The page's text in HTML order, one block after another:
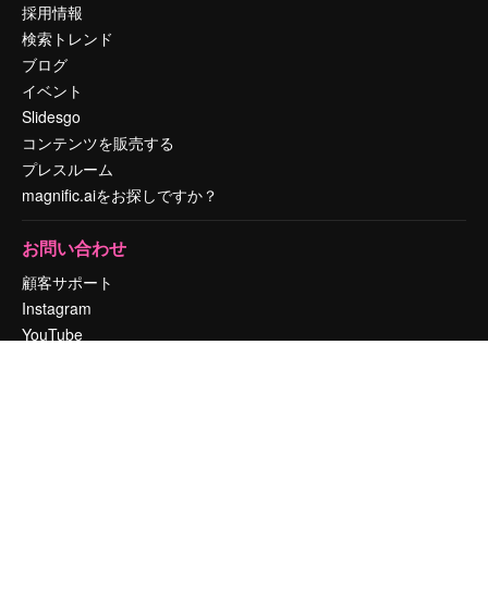
採用情報
検索トレンド
ブログ
イベント
Slidesgo
コンテンツを販売する
プレスルーム
magnific.aiをお探しですか？
お問い合わせ
顧客サポート
Instagram
YouTube